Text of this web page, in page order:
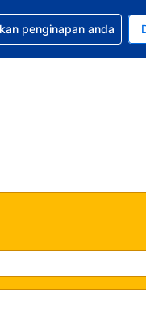
semasa anda
semasa anda
bantuan bagi tempahan
penginapan anda